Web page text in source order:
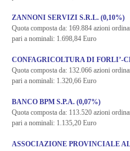
ZANNONI SERVIZI S.R.L. (0,10%)
Quota composta da: 169.884 azioni
pari a nominali: 1.698,84 Euro
CONFAGRICOLTURA DI FORLI’-
Quota composta da: 132.066 azioni
pari a nominali: 1.320,66 Euro
BANCO BPM S.P.A. (0,07%)
Quota composta da: 113.520 azioni
pari a nominali: 1.135,20 Euro
ASSOCIAZIONE PROVINCIALE